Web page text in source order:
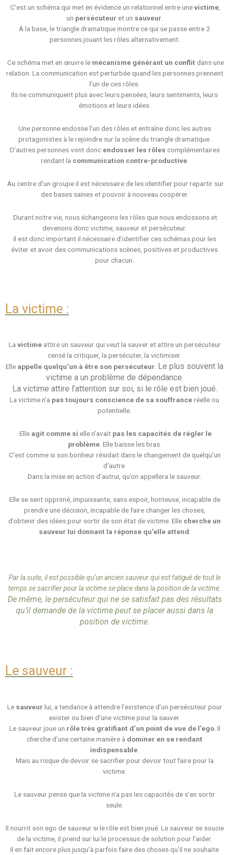
C’est un schéma qui met en évidence un relationnel entre unevictime
un persécuteur et un sauveur
À la base, le triangle dramatique montre ce qui se passe entre 2
personnes jouant les rôles alternativement.
Ce schéma met en œuvre le mécanisme générant un conflit dans une
relation. La communication est perturbée quand les personnes prennent
l’un de ces rôles.
Ils ne communiquent plus avec leurs pensées, leurs sentiments, leurs
émotions et leurs idées.
Une personne endosse l’un des rôles et entraîne donc les autres
protagonistes à le rejoindre sur la scène du triangle dramatique.
D’autres personnes vont donc endosser les rôles complémentaires
rendant la communication contre-productive.
Au centre d’un groupe il est nécessaire de les identifier pour repartir sur
des bases saines et pouvoir à nouveau coopérer.
Durant notre vie, nous échangeons les rôles que nous endossons et
devenons donc victime, sauveur et persécuteur.
Il est donc important il nécessaire d’identifier ces schémas pour les
éviter et avoir des communications scènes, positives et productives
pour chacun.
La victime :
La victimeattire un sauveur qui veut la sauver et attire un persécuteur
censé la critiquer, la persécuter, la victimiser.
Elle appelle quelqu’un à être son persécuteur. Le plus souvent la
victime a un problème de dépendance.
La victime attire l’attention sur soi, si le rôle est bien joué.
La victime n’a pas toujours conscience de sa souffranceréelle ou
potentielle.
Elle agit comme si elle n’avait pas les capacités de régler le
problème. Elle baisse les bras.
C’est comme si son bonheur résidait dans le changement de quelqu’un
d’autre.
Dans la mise en action d’autrui, qu’on appellera le sauveur.
Elle se sent opprimé, impuissante, sans espoir, honteuse, incapable de
prendre une décision, incapable de faire changer les choses,
d’obtenir des idées pour sortir de son état de victime. Elle cherche un
sauveur lui donnant la réponse qu’elle attend.
Par la suite, il est possible qu’un ancien sauveur qui est fatigué de tout le
temps se sacrifier pour la victime se place dans la position de la victime.
De même, le persécuteur qui ne se satisfait pas des résultats
qu’il demande de la victime peut se placer aussi dans la
position de victime.
Le sauveur :
Le sauveur lui, a tendance à attendre l’existence d’un persécuteur pour
exister ou bien d’une victime pour la sauver.
Le sauveur joue un rôle très gratifiant d’un point de vue de l’ego. Il
cherche d’une certaine manière à dominer en se rendant
indispensable
Mais au risque de devoir se sacrifier pour devoir tout faire pour la
victime.
Le sauveur pense que la victime n’a pas les capacités de s’en sortir
seule.
Il nourrit son ego de sauveur si le rôle est bien joué. Le sauveur se soucie
de la victime, il prend sur lui le processus de solution pour l’aider.
Il en fait encore plus jusqu’à parfois faire des choses qu’il ne souhaite